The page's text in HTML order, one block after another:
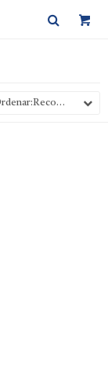
Recomendados